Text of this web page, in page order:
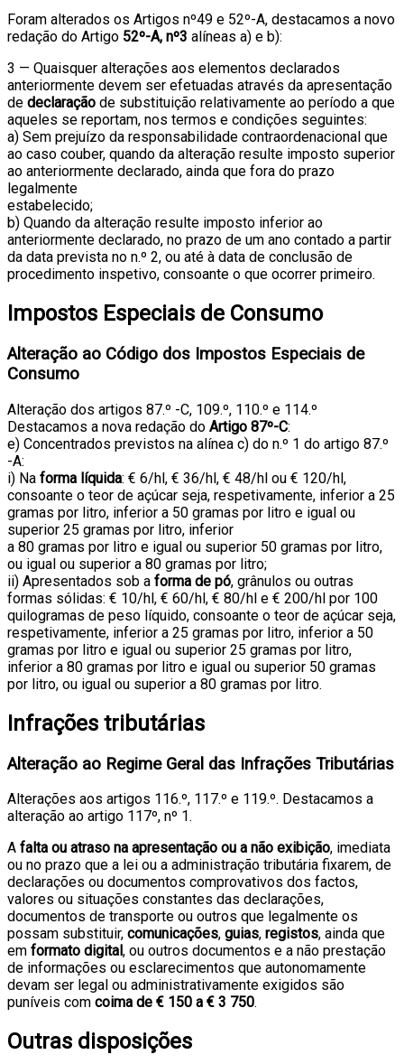
Foram alterados os Artigos nº49 e 52º-A, destacamos a novo
redação do Artigo 52º-A, nº3 alíneas a) e b):
3 — Quaisquer alterações aos elementos declarados
anteriormente devem ser efetuadas através da apresentação
de declaração de substituição relativamente ao período a que
aqueles se reportam, nos termos e condições seguintes:
a) Sem prejuízo da responsabilidade contraordenacional que
ao caso couber, quando da alteração resulte imposto superior
ao anteriormente declarado, ainda que fora do prazo
legalmente
estabelecido;
b) Quando da alteração resulte imposto inferior ao
anteriormente declarado, no prazo de um ano contado a partir
da data prevista no n.º 2, ou até à data de conclusão de
procedimento inspetivo, consoante o que ocorrer primeiro.
Impostos Especiais de Consumo
Alteração ao Código dos Impostos Especiais de
Consumo
Alteração dos artigos 87.º -C, 109.º, 110.º e 114.º
Destacamos a nova redação do Artigo 87º-C:
e) Concentrados previstos na alínea c) do n.º 1 do artigo 87.º
-A:
i) Na forma líquida: € 6/hl, € 36/hl, € 48/hl ou € 120/hl,
consoante o teor de açúcar seja, respetivamente, inferior a 25
gramas por litro, inferior a 50 gramas por litro e igual ou
superior 25 gramas por litro, inferior
a 80 gramas por litro e igual ou superior 50 gramas por litro,
ou igual ou superior a 80 gramas por litro;
ii) Apresentados sob a forma de pó, grânulos ou outras
formas sólidas: € 10/hl, € 60/hl, € 80/hl e € 200/hl por 100
quilogramas de peso líquido, consoante o teor de açúcar seja,
respetivamente, inferior a 25 gramas por litro, inferior a 50
gramas por litro e igual ou superior 25 gramas por litro,
inferior a 80 gramas por litro e igual ou superior 50 gramas
por litro, ou igual ou superior a 80 gramas por litro.
Infrações tributárias
Alteração ao Regime Geral das Infrações Tributárias
Alterações aos artigos 116.º, 117.º e 119.º. Destacamos a
alteração ao artigo 117º, nº 1.
A falta ou atraso na apresentação ou a não exibição, imediata
ou no prazo que a lei ou a administração tributária fixarem, de
declarações ou documentos comprovativos dos factos,
valores ou situações constantes das declarações,
documentos de transporte ou outros que legalmente os
possam substituir, comunicações, guias, registos, ainda que
em formato digital , ou outros documentos e a não prestação
de informações ou esclarecimentos que autonomamente
devam ser legal ou administrativamente exigidos são
puníveis com coima de € 150 a € 3 750.
Outras disposições